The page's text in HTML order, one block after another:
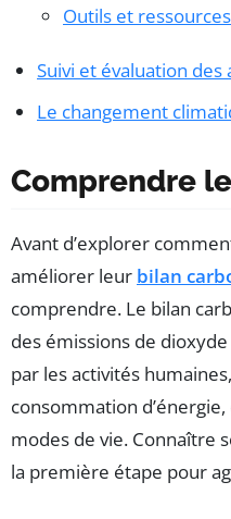
Outils et
Suivi et évaluation
Le changement
Comprendre
Avant d’explorer
améliorer leur bilan
comprendre. Le bilan
des émissions de
par les activités humaines,
consommation
modes de vie. Connaître
la première étape pour